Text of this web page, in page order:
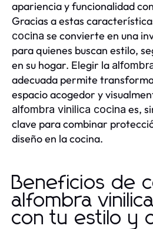
apariencia y funcionalidad
Gracias a estas
cocina se convierte en una
para quienes buscan estilo,
en su hogar. Elegir la
adecuada permite
espacio acogedor y
alfombra vinilica cocina es,
clave para combinar
diseño en la cocina.
Beneficios de
alfombra
con tu estilo y